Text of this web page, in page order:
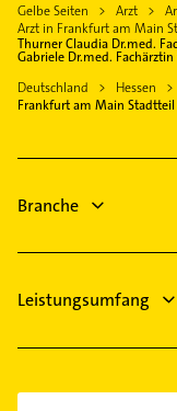
Höchst
Harheim
Hausen
Kalbach-Riedberg
Niederrad
Nordend-West
Kronberg im
Friedrichsdorf
Mühlheim am
Heizungsbauer
Heizungsfirmen
Kanalreinigung
Physikalische
Physiotherapie
Krankengymnastik
Heizung & Sanitär
Heizungsfirmen
Gelbe Seiten Arzt
Arzt in Frankfurt am Main
Thurner Claudia Dr.med.
Gabriele Dr.med.
Deutschland
Hessen
Frankfurt am Main
Branche
Leistungsumfang